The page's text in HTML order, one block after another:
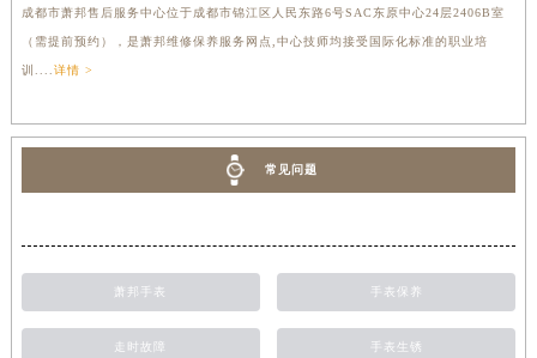
成都市萧邦售后服务中心位于成都市锦江区人民东路6号SAC东原中心24层2406B室
（需提前预约），是萧邦维修保养服务网点,中心技师均接受国际化标准的职业培
训.... 详情 >
常见问题
萧邦手表 手表保养
走时故障 手表生锈